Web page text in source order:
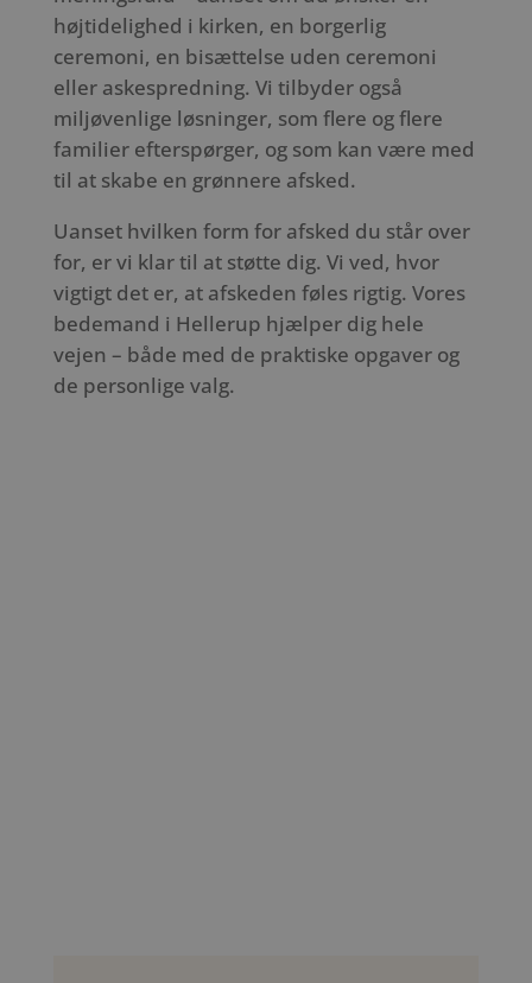
højtidelighed i kirken, en borgerlig
ceremoni, en bisættelse uden ceremoni
eller askespredning. Vi tilbyder også
miljøvenlige løsninger, som flere og flere
familier efterspørger, og som kan være med
til at skabe en grønnere afsked.
Uanset hvilken form for afsked du står over
for, er vi klar til at støtte dig. Vi ved, hvor
vigtigt det er, at afskeden føles rigtig. Vores
bedemand i Hellerup hjælper dig hele
vejen – både med de praktiske opgaver og
de personlige valg.